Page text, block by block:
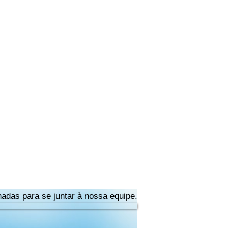
para se juntar à nossa equipe.